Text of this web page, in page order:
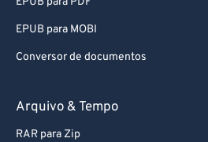
EPUB para MOBI
Conversor de documentos
Arquivo & Tempo
RAR para Zip